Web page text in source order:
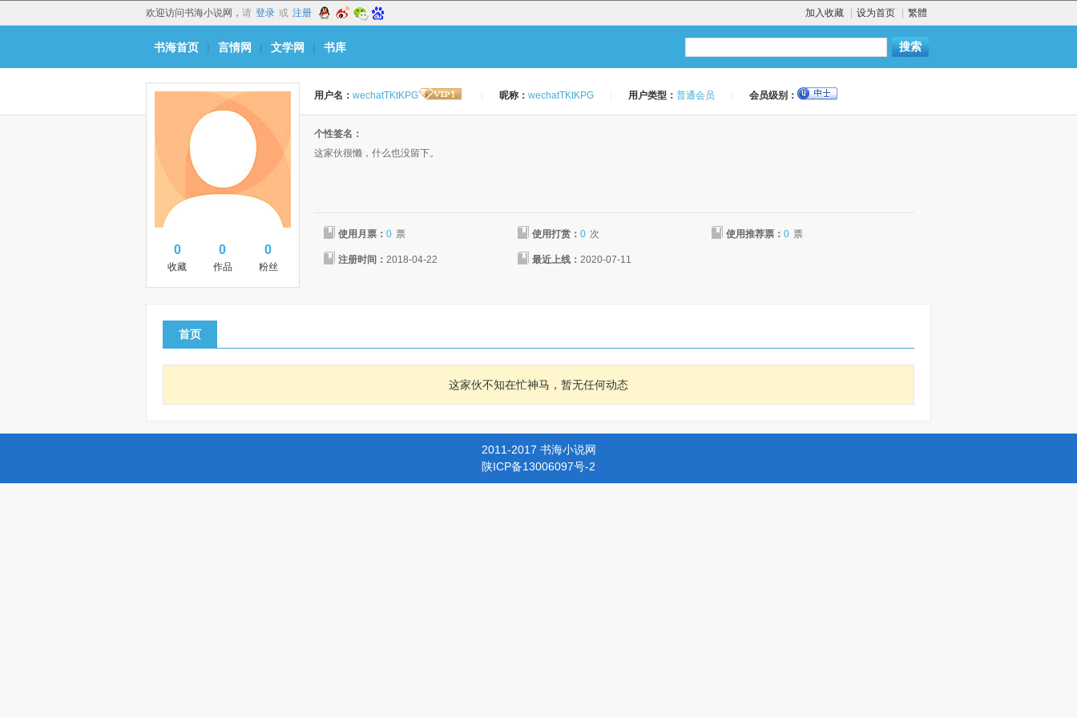
欢迎访问书海小说网， 请 登录 或 注册 加入收藏 设为首页 繁體
书海首页 | 言情网 | 文学网 | 书库
0
收藏
0
作品
0
粉丝
用户名： wechatTKtKPG 昵称： wechatTKtKPG 用户类型： 普通会员 会员级别：
个性签名：
这家伙很懒，什么也没留下。
使用月票： 0 票 使用打赏：0 次 使用推荐票：0 票
注册时间： 2018-04-22 最近上线：2020-07-11
首页
这家伙不知在忙神马，暂无任何动态
2011-2017 书海小说网
陕ICP备13006097号-2